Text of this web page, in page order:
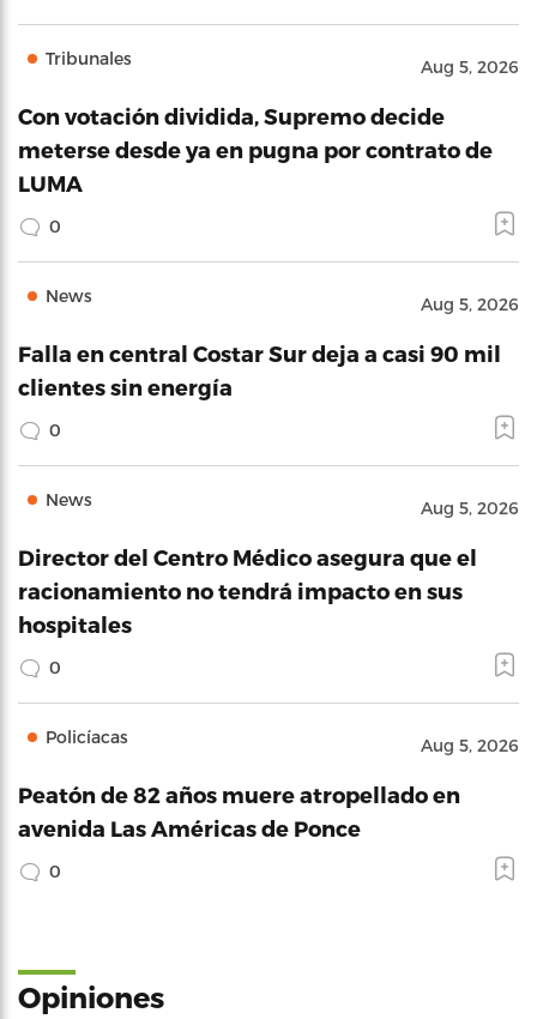
Tribunales Aug 5, 2026
Con votación dividida, Supremo decide
meterse desde ya en pugna por contrato de
LUMA
0
News Aug 5, 2026
Falla en central Costar Sur deja a casi 90 mil
clientes sin energía
0
News Aug 5, 2026
Director del Centro Médico asegura que el
racionamiento no tendrá impacto en sus
hospitales
0
Policíacas Aug 5, 2026
Peatón de 82 años muere atropellado en
avenida Las Américas de Ponce
0
Opiniones